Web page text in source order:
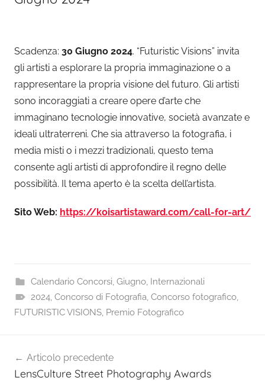
Scadenza: 30 Giugno 2024. “Futuristic Visions” invita
gli artisti a esplorare la propria immaginazione o a
rappresentare la propria visione del futuro. Gli artisti
sono incoraggiati a creare opere d’arte che
immaginano tecnologie innovative, società avanzate e
ideali ultraterreni. Che sia attraverso la fotografia, i
media misti o i mezzi tradizionali, questo tema
consente agli artisti di approfondire il regno delle
possibilità. Il tema aperto è la scelta dell’artista.
Sito Web: https://koisartistaward.com/call-for-art/
Calendario Concorsi, Giugno, Internazionali
2024, Concorso di Fotografia, Concorso fotografico,
FUTURISTIC VISIONS, Premio Fotografico
articoli
Articolo precedente
LensCulture Street Photography Awards